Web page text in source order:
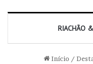
RIACHÃO
Início /